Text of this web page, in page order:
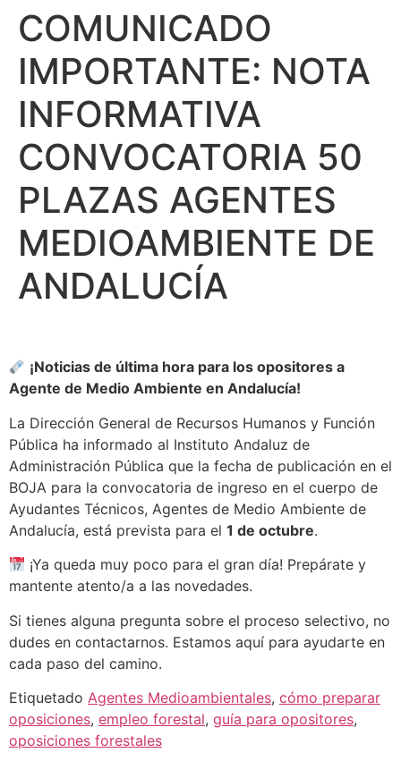
COMUNICADO
IMPORTANTE: NOTA
INFORMATIVA
CONVOCATORIA 50
PLAZAS AGENTES
MEDIOAMBIENTE DE
ANDALUCÍA
¡Noticias de última hora para los opositores a
Agente de Medio Ambiente en Andalucía!
La Dirección General de Recursos Humanos y Función
Pública ha informado al Instituto Andaluz de
Administración Pública que la fecha de publicación en el
BOJA para la convocatoria de ingreso en el cuerpo de
Ayudantes Técnicos, Agentes de Medio Ambiente de
Andalucía, está prevista para el 1 de octubre.
¡Ya queda muy poco para el gran día! Prepárate y
mantente atento/a a las novedades.
Si tienes alguna pregunta sobre el proceso selectivo, no
dudes en contactarnos. Estamos aquí para ayudarte en
cada paso del camino.
Etiquetado Agentes Medioambientales, cómo preparar
oposiciones, empleo forestal, guía para opositores,
oposiciones forestales